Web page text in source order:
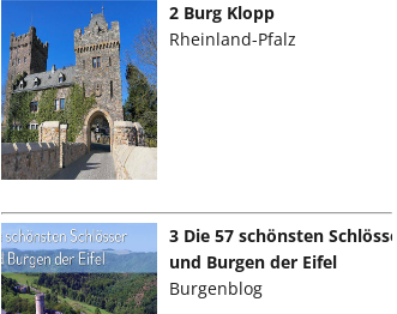
2 Burg Klopp
Rheinland-Pfalz
3 Die 57 schönsten Schlösser
und Burgen der Eifel
Burgenblog